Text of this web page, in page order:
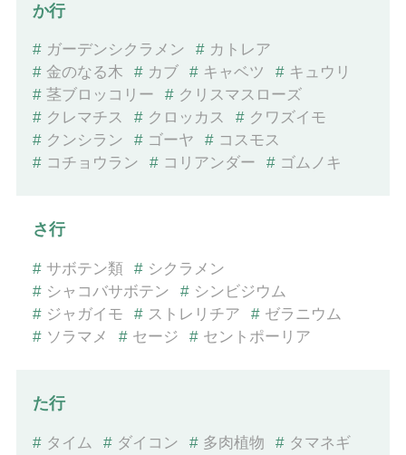
か行
# ガーデンシクラメン # カトレア
# 金のなる木 # カブ # キャベツ # キュウリ
# 茎ブロッコリー # クリスマスローズ
# クレマチス # クロッカス # クワズイモ
# クンシラン # ゴーヤ # コスモス
# コチョウラン # コリアンダー # ゴムノキ
さ行
# サボテン類 # シクラメン
# シャコバサボテン # シンビジウム
# ジャガイモ # ストレリチア # ゼラニウム
# ソラマメ # セージ # セントポーリア
た行
# タイム # ダイコン # 多肉植物 # タマネギ